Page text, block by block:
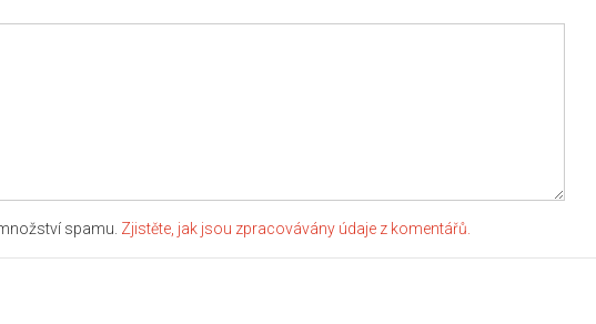
spamu. Zjistěte, jak jsou zpracovávány údaje z komentářů.